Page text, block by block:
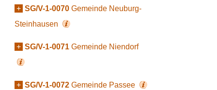
+ SG/V-1-0070 Gemeinde Neuburg-
Steinhausen
+ SG/V-1-0071 Gemeinde Niendorf
+ SG/V-1-0072 Gemeinde Passee